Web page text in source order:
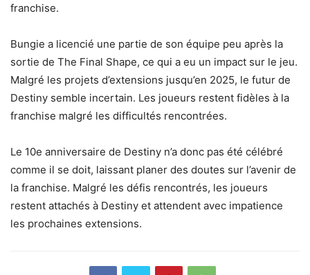
franchise.
Bungie a licencié une partie de son équipe peu après la
sortie de The Final Shape, ce qui a eu un impact sur le jeu.
Malgré les projets d’extensions jusqu’en 2025, le futur de
Destiny semble incertain. Les joueurs restent fidèles à la
franchise malgré les difficultés rencontrées.
Le 10e anniversaire de Destiny n’a donc pas été célébré
comme il se doit, laissant planer des doutes sur l’avenir de
la franchise. Malgré les défis rencontrés, les joueurs
restent attachés à Destiny et attendent avec impatience
les prochaines extensions.